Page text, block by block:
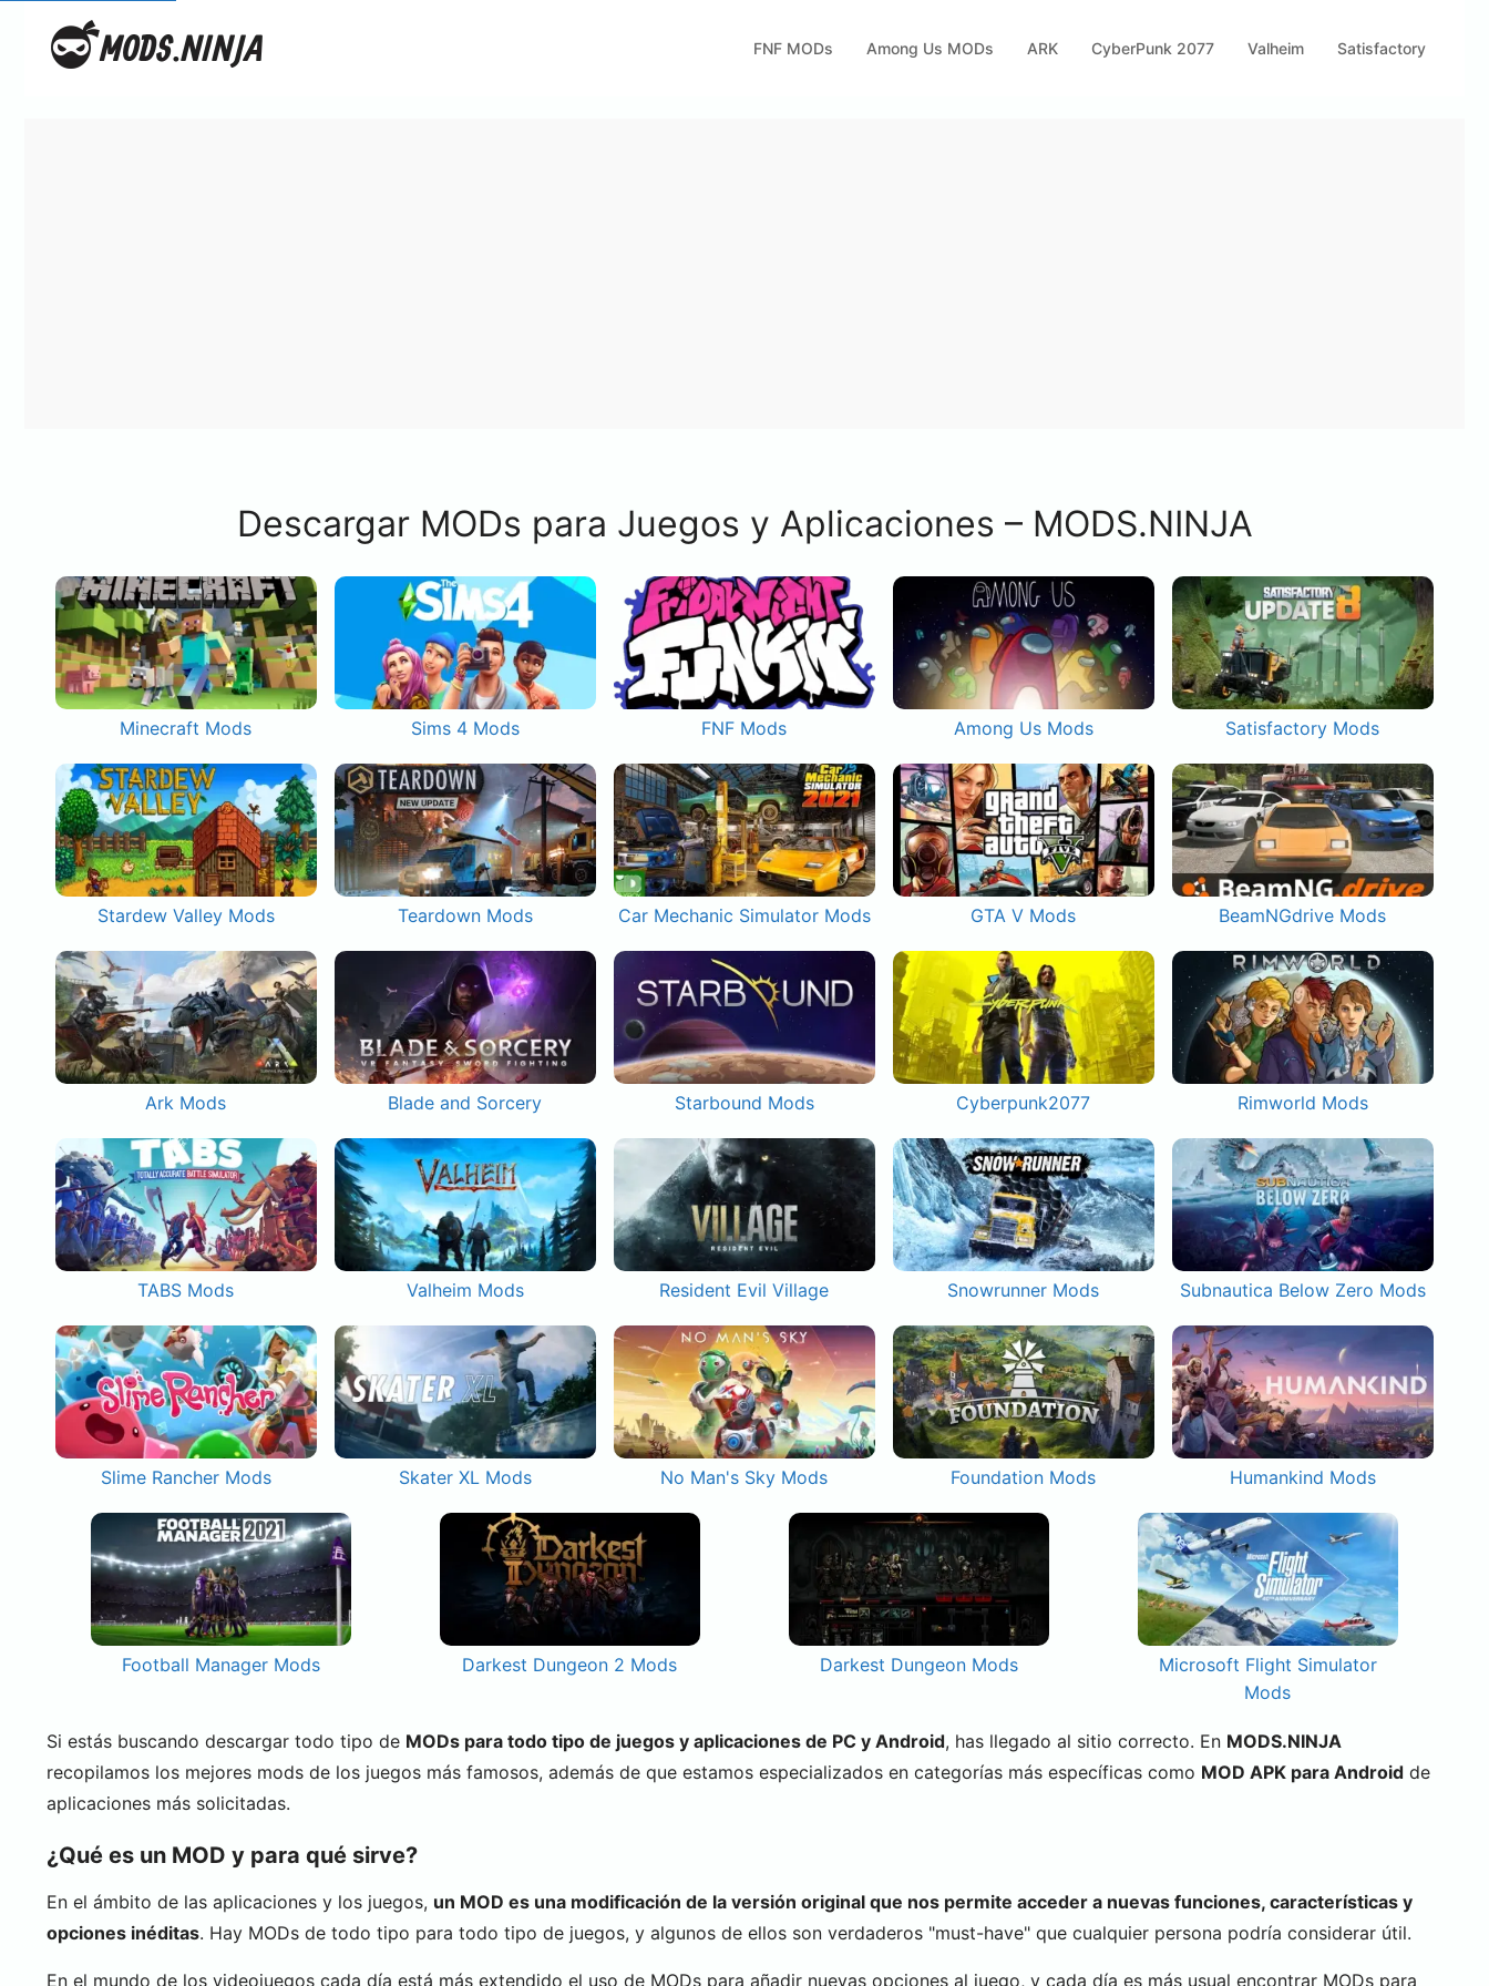
FNF MODs Among Us MODs ARK CyberPunk 2077 Valheim Satisfactory
Descargar MODs para Juegos y Aplicaciones – MODS.NINJA
Minecraft Mods Sims 4 Mods FNF Mods Among Us Mods Satisfactory Mods
Stardew Valley Mods Teardown Mods Car Mechanic Simulator Mods GTA V Mods BeamNGdrive Mods
Ark Mods Blade and Sorcery Starbound Mods Cyberpunk2077 Rimworld Mods
TABS Mods Valheim Mods Resident Evil Village Snowrunner Mods Subnautica Below Zero Mods
Slime Rancher Mods Skater XL Mods No Man's Sky Mods Foundation Mods Humankind Mods
Football Manager Mods Darkest Dungeon 2 Mods Darkest Dungeon Mods
Microsoft Flight Simulator
Mods
Si estás buscando descargar todo tipo de MODs para todo tipo de juegos y aplicaciones de PC y Android, has llegado al sitio correcto. En MODS.NINJA
recopilamos los mejores mods de los juegos más famosos, además de que estamos especializados en categorías más específicas como MOD APK para Android de
aplicaciones más solicitadas.
¿Qué es un MOD y para qué sirve?
En el ámbito de las aplicaciones y los juegos, un MOD es una modificación de la versión original que nos permite acceder a nuevas funciones, características y
opciones inéditas. Hay MODs de todo tipo para todo tipo de juegos, y algunos de ellos son verdaderos "must-have" que cualquier persona podría considerar útil.
En el mundo de los videojuegos cada día está más extendido el uso de MODs para añadir nuevas opciones al juego, y cada día es más usual encontrar MODs para